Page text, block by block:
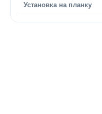
Установка на планку